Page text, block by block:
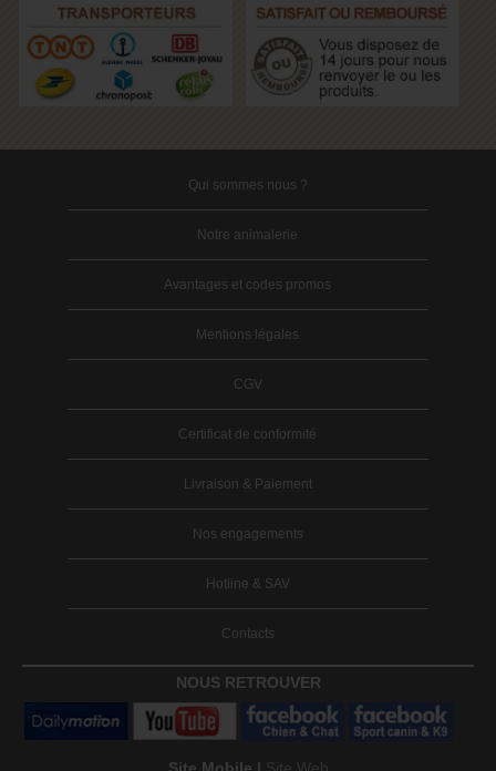
Qui sommes nous ?
Notre animalerie
Avantages et codes promos
Mentions légales
CGV
Certificat de conformité
Livraison & Paiement
Nos engagements
Hotline & SAV
Contacts
NOUS RETROUVER
Site Mobile | Site Web